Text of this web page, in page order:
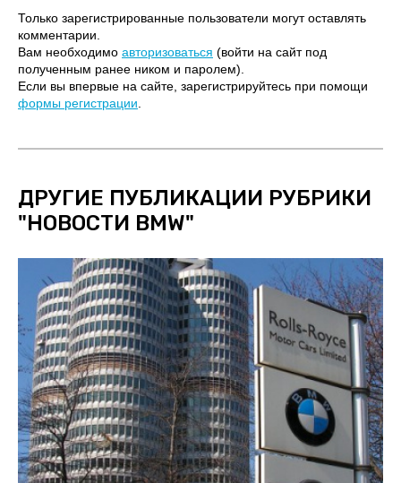
Только зарегистрированные пользователи могут оставлять
комментарии.
Вам необходимо авторизоваться (войти на сайт под
полученным ранее ником и паролем).
Если вы впервые на сайте, зарегистрируйтесь при помощи
формы регистрации
ДРУГИЕ ПУБЛИКАЦИИ РУБРИКИ
"НОВОСТИ BMW"